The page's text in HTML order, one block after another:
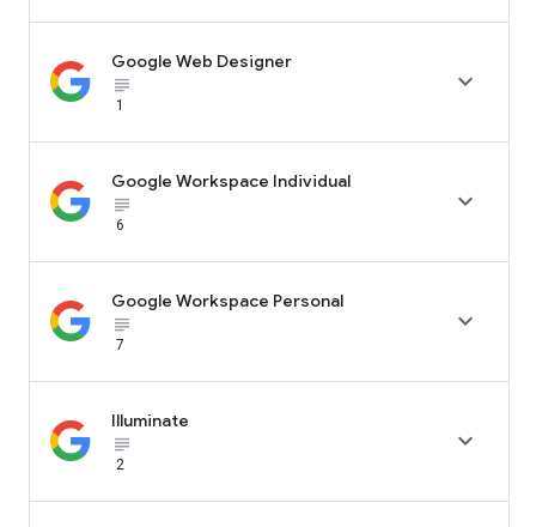
Google Web Designer
subject_black
1

Google Workspace Individual
subject_black
6

Google Workspace Personal
subject_black
7

Illuminate
subject_black
2
